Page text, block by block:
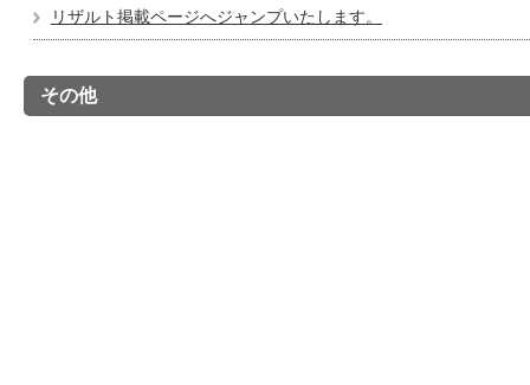
リザルト掲載ページへジャンプいたします。
その他